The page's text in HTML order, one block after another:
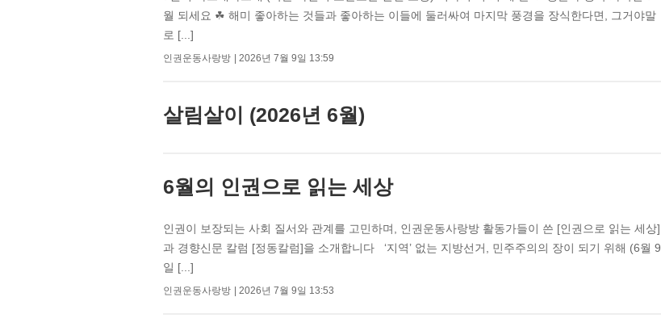
월 되세요 ☘︎ 해미 좋아하는 것들과 좋아하는 이들에 둘러싸여 마지막 풍경을 장식한다면, 그거야말
로 [...]
인권운동사랑방 2026년 7월 9일 13:59
살림살이 (2026년 6월)
6월의 인권으로 읽는 세상
인권이 보장되는 사회 질서와 관계를 고민하며, 인권운동사랑방 활동가들이 쓴 [인권으로 읽는 세상]
과 경향신문 칼럼 [정동칼럼]을 소개합니다 ‘지역’ 없는 지방선거, 민주주의의 장이 되기 위해 (6월 9
일 [...]
인권운동사랑방 2026년 7월 9일 13:53